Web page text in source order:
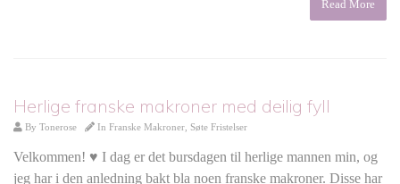
Read More
Herlige franske makroner med deilig fyll
By Tonerose In Franske Makroner Søte Fristelser
Velkommen! ♥ I dag er det bursdagen til herlige mannen min, og
jeg har i den anledning bakt bla noen franske makroner. Disse har